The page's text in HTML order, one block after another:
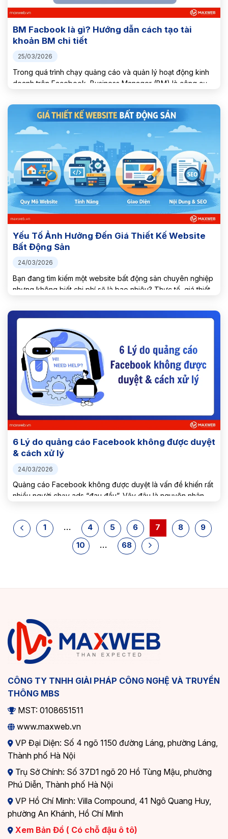
25/03/2026
BM Facbook là gì? Hướng dẫn cách tạo tài
khoản BM chi tiết
Trong quá trình chạy quảng cáo và quản lý hoạt động kinh
doanh trên Facebook, Business Manager (BM) là công cụ
Facebook là gì và cách tạo tài...
24/03/2026
Yếu Tố Ảnh Hưởng Đến Giá Thiết Kế Website
Bất Động Sản
Bạn đang tìm kiếm một website bất động sản chuyên nghiệp
nhưng không biết chi phí sẽ là bao nhiêu? Thực tế, giá thiết
phụ thuộc vào...
24/03/2026
6 Lý do quảng cáo Facebook không được duyệt
& cách xử lý
Quảng cáo Facebook không được duyệt là vấn đề khiến rất
nhiều người chạy ads “đau đầu”. Vậy đâu là nguyên nhân
sẽ giúp bạn hiểu rõ...
1 … 4 5 6 7 8
9
10
… 68
CÔNG TY TNHH GIẢI PHÁP CÔNG NGHỆ VÀ TRUYỀN
THÔNG MBS
MST: 0108651511
www.maxweb.vn
VP Đại Diện: Số 4 ngõ 1150 đường Láng, phường Láng,
Thành phố Hà Nội
Trụ Sở Chính: Số 37D1 ngõ 20 Hồ Tùng Mậu, phường
Phú Diễn, Thành phố Hà Nội
VP Hồ Chí Minh: Villa Compound, 41 Ngô Quang Huy,
phường An Khánh, Hồ Chí Minh
Xem Bản Đồ ( Có chỗ đậu ô tô)